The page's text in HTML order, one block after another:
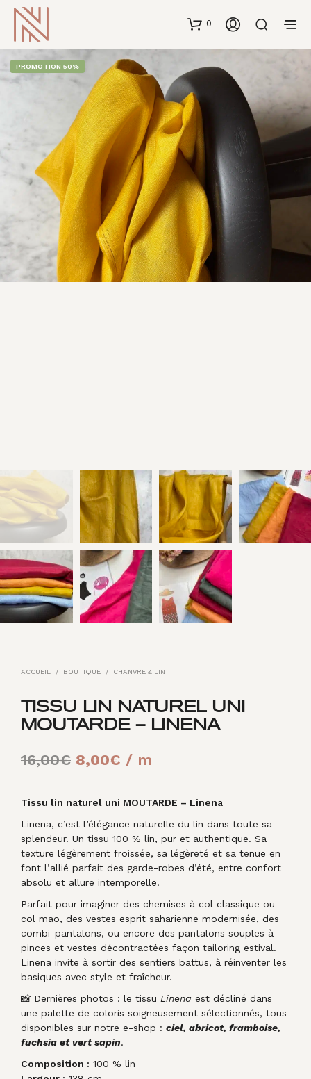
0
PROMOTION 50%
ACCUEIL / BOUTIQUE / CHANVRE & LIN
TISSU LIN NATUREL UNI
MOUTARDE – LINENA
16,00€ Le
initial
était :
16,00€.
8,00€ Le
actuel
est :
8,00€.
/ m
Tissu lin naturel uni MOUTARDE – Linena
Linena, c’est l’élégance naturelle du lin dans toute sa
splendeur. Un tissu 100 % lin, pur et authentique. Sa
texture légèrement froissée, sa légèreté et sa tenue en
font l’allié parfait des garde-robes d’été, entre confort
absolu et allure intemporelle.
Parfait pour imaginer des chemises à col classique ou
col mao, des vestes esprit saharienne modernisée, des
combi-pantalons, ou encore des pantalons souples à
pinces et vestes décontractées façon tailoring estival.
Linena invite à sortir des sentiers battus, à réinventer les
basiques avec style et fraîcheur.
📸 Dernières photos : le tissu Linena est décliné dans
une palette de coloris soigneusement sélectionnés, tous
disponibles sur notre e-shop : ciel, abricot, framboise,
fuchsia et vert sapin.
Composition : 100 % lin